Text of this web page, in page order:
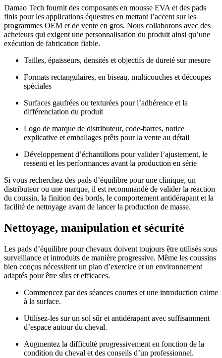
Damao Tech fournit des composants en mousse EVA et des pads
finis pour les applications équestres en mettant l’accent sur les
programmes OEM et de vente en gros. Nous collaborons avec des
acheteurs qui exigent une personnalisation du produit ainsi qu’une
exécution de fabrication fiable.
Tailles, épaisseurs, densités et objectifs de dureté sur mesure
Formats rectangulaires, en biseau, multicouches et découpes
spéciales
Surfaces gaufrées ou texturées pour l’adhérence et la
différenciation du produit
Logo de marque de distributeur, code-barres, notice
explicative et emballages prêts pour la vente au détail
Développement d’échantillons pour valider l’ajustement, le
ressenti et les performances avant la production en série
Si vous recherchez des pads d’équilibre pour une clinique, un
distributeur ou une marque, il est recommandé de valider la réaction
du coussin, la finition des bords, le comportement antidérapant et la
facilité de nettoyage avant de lancer la production de masse.
Nettoyage, manipulation et sécurité
Les pads d’équilibre pour chevaux doivent toujours être utilisés sous
surveillance et introduits de manière progressive. Même les coussins
bien conçus nécessitent un plan d’exercice et un environnement
adaptés pour être sûrs et efficaces.
Commencez par des séances courtes et une introduction calme
à la surface.
Utilisez-les sur un sol sûr et antidérapant avec suffisamment
d’espace autour du cheval.
Augmentez la difficulté progressivement en fonction de la
condition du cheval et des conseils d’un professionnel.